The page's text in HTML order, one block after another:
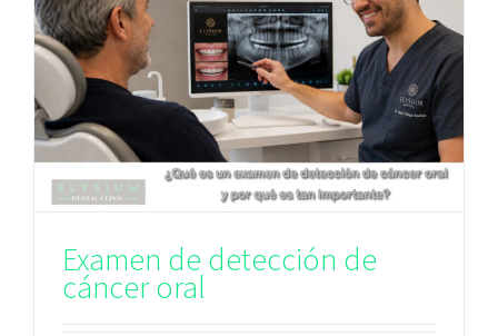
Examen de detección de
cáncer oral